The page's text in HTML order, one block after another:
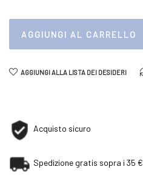
AGGIUNGI AL CARRELLO
AGGIUNGI ALLA LISTA DEI DESIDERI
Acquisto sicuro
Spedizione gratis sopra i 35 €